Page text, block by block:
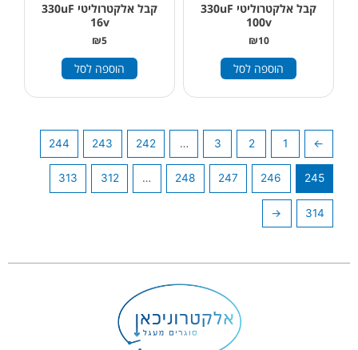
קבל אלקטרוליטי 330uF
100v
₪10
הוספה לסל
קבל אלקטרוליטי 330uF
16v
₪5
הוספה לסל
→
1
2
3
…
242
243
244
245
246
247
248
…
312
313
314
←